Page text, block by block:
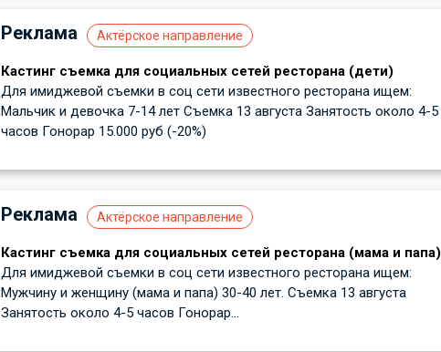
Реклама Актёрское направление
Кастинг съемка для социальных сетей ресторана (дети)
Для имиджевой съемки в соц сети известного ресторана ищем:
Мальчик и девочка 7-14 лет Съемка 13 августа Занятость около 4-5
часов Гонорар 15.000 руб (-20%)
Реклама Актёрское направление
Кастинг съемка для социальных сетей ресторана (мама и папа)
Для имиджевой съемки в соц сети известного ресторана ищем:
Мужчину и женщину (мама и папа) 30-40 лет. Съемка 13 августа
Занятость около 4-5 часов Гонорар...